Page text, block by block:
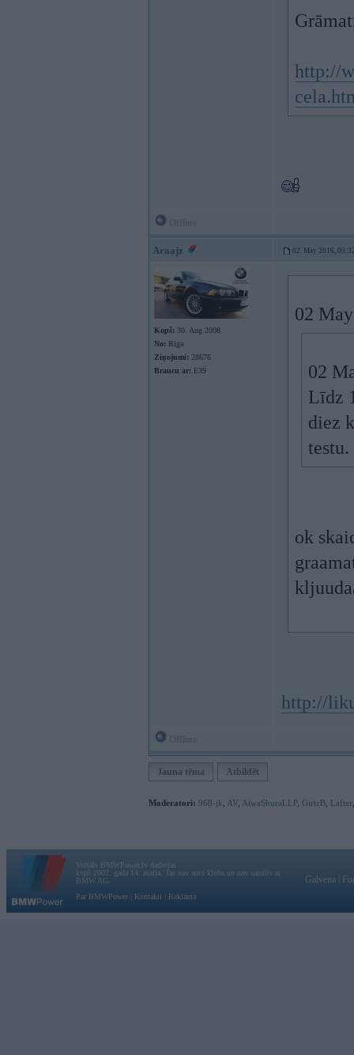
http://
Araajz 02. May 2016,
Kopš: 30. Aug 2008
No: Rīga
Ziņojumi: 28676
Braucu ar: E39
02
02
Līdz
diez
testu.
ok
http://
Jauna tēma Atbildēt
Moderatori: 968-jk AV AiwaShuraLLP, GirtzB Lafter
Vortāls BMWPower.lv darbojas
kopš 2002. gada 14. maija. Tas nav auto klubs un nav saistīts ar
BMW AG.
Par BMWPower
Kontakti Reklāma
Galvena